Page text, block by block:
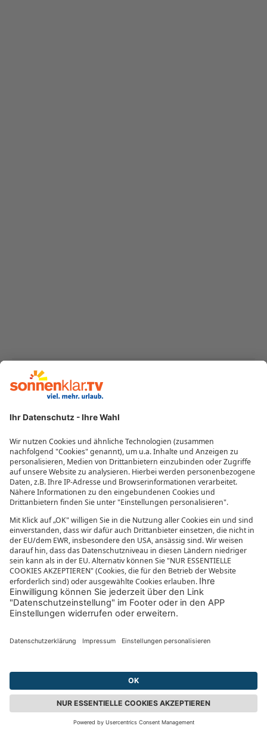
NEUESTE BEITRÄGE
Handy-Akku leer ist.“ – Interview mit
Legend of the Seas: Unsere Eindrücke vom
größten Kreuzfahrtschiff der Welt
AIDA oder „Mein Schiff“? – Welcher
Kreuzfahrtanbieter passt zu mir?
Krank im Urlaub – das sind eure Rechte und
Pflichten im Überblick
Ostsee – Erfahrungsbericht